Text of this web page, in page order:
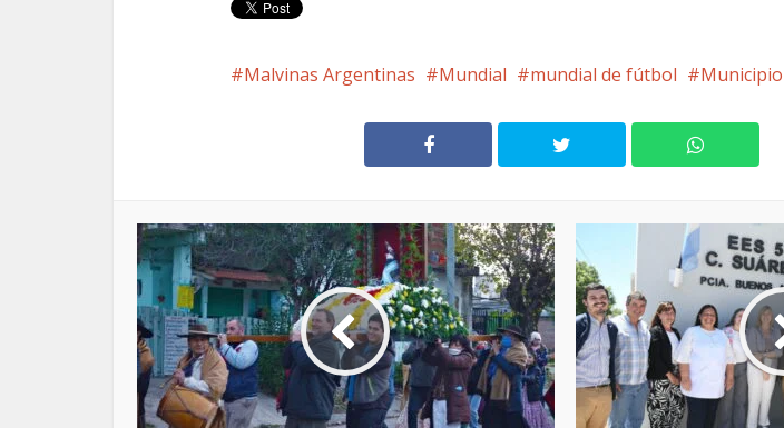
Malvinas Argentinas Mundial mundial de fútbol Municipio